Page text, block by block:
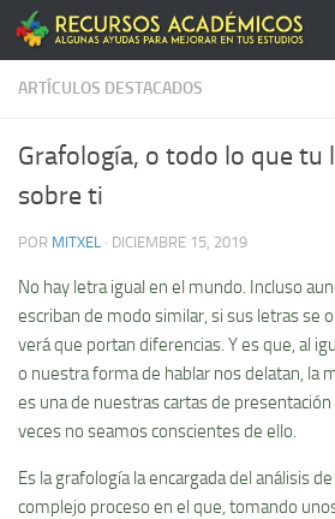
Saltar al contenido
ARTÍCULOS DESTACADOS
Grafología, o todo lo que tu
sobre ti
POR MITXEL · DICIEMBRE 15, 2019
No hay letra igual en el mundo. Incluso
escriban de modo similar, si sus letras se
verá que portan diferencias. Y es que, al
o nuestra forma de hablar nos delatan, la
es una de nuestras cartas de
veces no seamos conscientes de ello.
Es la grafología la encargada del análisis
complejo proceso en el que, tomando